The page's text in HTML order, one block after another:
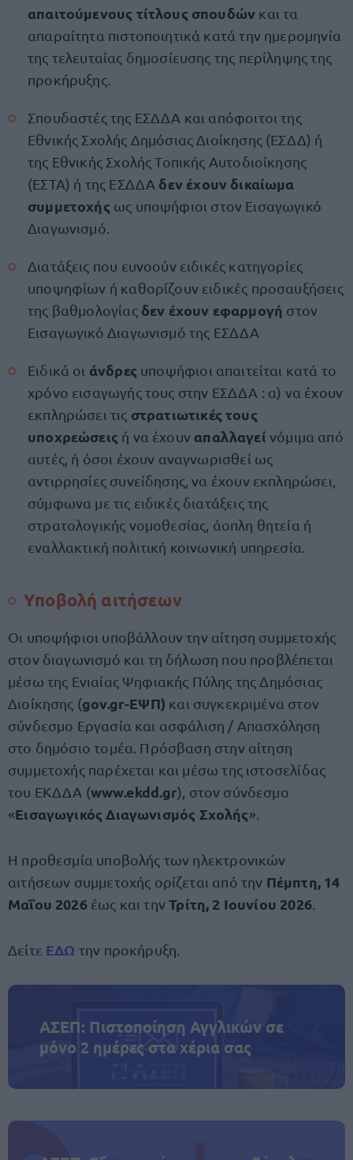
απαιτούμενους τίτλους σπουδών και τα
απαραίτητα πιστοποιητικά κατά την ημερομηνία
της τελευταίας δημοσίευσης της περίληψης της
προκήρυξης.
Σπουδαστές της ΕΣΔΔΑ και απόφοιτοι της
Εθνικής Σχολής Δημόσιας Διοίκησης (ΕΣΔΔ) ή
της Εθνικής Σχολής Τοπικής Αυτοδιοίκησης
(ΕΣΤΑ) ή της ΕΣΔΔΑ δεν έχουν δικαίωμα
συμμετοχής ως υποψήφιοι στον Εισαγωγικό
Διαγωνισμό.
Διατάξεις που ευνοούν ειδικές κατηγορίες
υποψηφίων ή καθορίζουν ειδικές προσαυξήσεις
της βαθμολογίας δεν έχουν εφαρμογή στον
Εισαγωγικό Διαγωνισμό της ΕΣΔΔΑ
Ειδικά οι άνδρες υποψήφιοι απαιτείται κατά το
χρόνο εισαγωγής τους στην ΕΣΔΔΑ : α) να έχουν
εκπληρώσει τις στρατιωτικές τους
υποχρεώσεις ή να έχουν απαλλαγεί νόμιμα από
αυτές, ή όσοι έχουν αναγνωρισθεί ως
αντιρρησίες συνείδησης, να έχουν εκπληρώσει,
σύμφωνα με τις ειδικές διατάξεις της
στρατολογικής νομοθεσίας, άοπλη θητεία ή
εναλλακτική πολιτική κοινωνική υπηρεσία.
Υποβολή αιτήσεων
Οι υποψήφιοι υποβάλλουν την αίτηση συμμετοχής
στον διαγωνισμό και τη δήλωση που προβλέπεται
μέσω της Ενιαίας Ψηφιακής Πύλης της Δημόσιας
Διοίκησης (gov.gr-ΕΨΠ) και συγκεκριμένα στον
σύνδεσμο Εργασία και ασφάλιση / Απασχόληση
στο δημόσιο τομέα. Πρόσβαση στην αίτηση
συμμετοχής παρέχεται και μέσω της ιστοσελίδας
του ΕΚΔΔΑ (www.ekdd.gr), στον σύνδεσμο
«Εισαγωγικός Διαγωνισμός Σχολής».
Η προθεσμία υποβολής των ηλεκτρονικών
αιτήσεων συμμετοχής ορίζεται από την Πέμπτη, 14
Μαΐου 2026έως και τηνΤρίτη, 2 Ιουνίου 2026.
Δείτε ΕΔΩ την προκήρυξη.
ΑΣΕΠ: Πιστοποίηση Αγγλικών σε
μόνο 2 ημέρες στα χέρια σας